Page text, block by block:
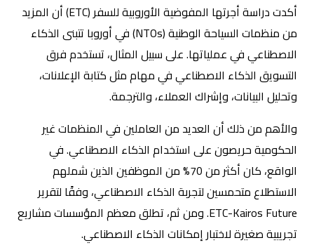
أكدت دراسة أجرتها المفوضية الأوروبية للسفر (ETC) أن المزيد
من منظمات السياحة الوطنية (NTOs) في أوروبا تتبنى الذكاء
الاصطناعي في عملياتها. على سبيل المثال، تستخدم فرق
التسويق الذكاء الاصطناعي في مهام مثل كتابة الإعلانات،
وتحليل البيانات، وإشراك العملاء، والترجمة.
والأهم من ذلك أن العديد من العاملين في المنظمات غير
الحكومية حريصون على استخدام الذكاء الاصطناعي. في
الواقع، كان أكثر من 70% من الموظفين الذين شملهم
الاستطلاع متحمسين لتجربة الذكاء الاصطناعي، وفقًا لتقرير
ETC-Kairos Future. ومن ثم، تطلق معظم المؤسسات مشاريع
تجريبية صغيرة لاختبار إمكانات الذكاء الاصطناعي.